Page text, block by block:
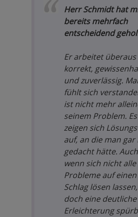
Herr Schmidt hat
bereits mehrfach
entscheidend
Er arbeitet überaus
korrekt,
und zuverlässig.
fühlt sich
ist nicht mehr
seinem Problem. Es
zeigen sich
auf, an die man gar
gedacht hätte. Auch
wenn sich nicht alle
Probleme auf einen
Schlag lösen
doch eine deutliche
Erleichterung